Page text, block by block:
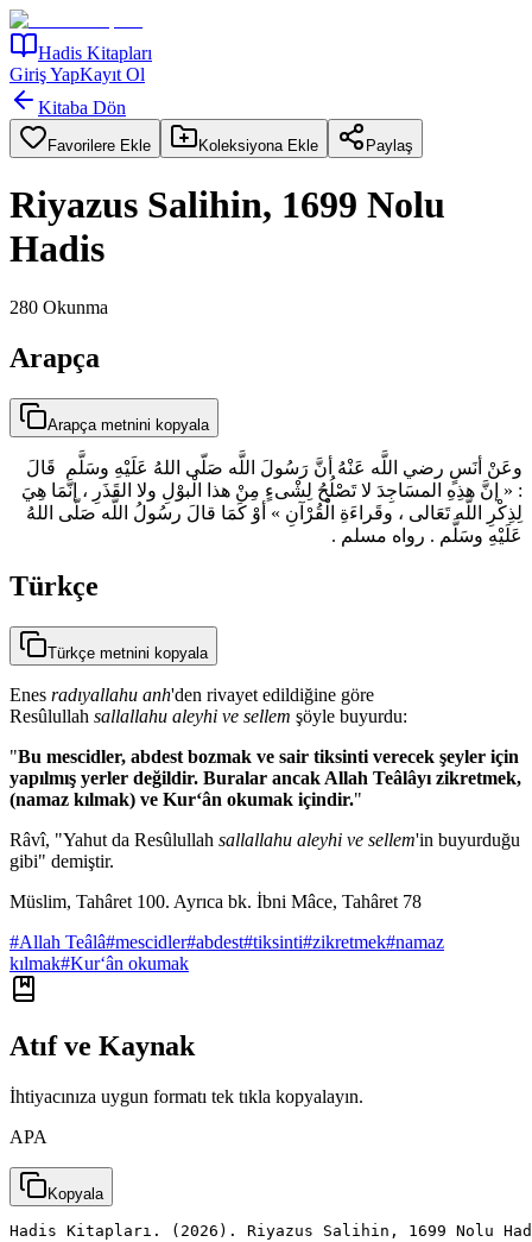
Hadis Kitapları
Giriş YapKayıt Ol
Kitaba Dön
Favorilere Ekle Koleksiyona Ekle Paylaş
Riyazus Salihin, 1699 Nolu
Hadis
280 Okunma
Arapça
Arapça metnini kopyala
وعَنْ أنَسٍ رضي اللَّه عَنْهُ أنَّ رَسُولَ اللَّه صَلّى اللهُ عَلَيْهِ وسَلَّم قَالَ
: « إنَّ هذِهِ المسَاجِدَ لا تَصْلُحُ لِشْىءٍ مِنْ هذا الْبوْلِ ولا القَذَرِ ، إنَّمَا هِيَ
لِذِكْرِ اللَّه تَعَالى ، وقَراءَةِ الْقُرْآنِ » أوْ كَمَا قالَ رسُولُ اللَّه صَلّى اللهُ
عَلَيْهِ وسَلَّم . رواه مسلم .
Türkçe
Türkçe metnini kopyala
Enes radıyallahu anh'den rivayet edildiğine göre
Resûlullah sallallahu aleyhi ve sellem şöyle buyurdu:
"Bu mescidler, abdest bozmak ve sair tiksinti verecek şeyler için
yapılmış yerler değildir. Buralar ancak Allah Teâlâyı zikretmek,
(namaz kılmak) ve Kur‘ân okumak içindir."
Râvî, "Yahut da Resûlullah sallallahu aleyhi ve sellem'in buyurduğu
gibi" demiştir.
Müslim, Tahâret 100. Ayrıca bk. İbni Mâce, Tahâret 78
#Allah Teâlâ#mescidler#abdest#tiksinti#zikretmek#namaz
kılmak#Kur‘ân okumak
Atıf ve Kaynak
İhtiyacınıza uygun formatı tek tıkla kopyalayın.
APA
Kopyala
Hadis Kitapları. (2026). Riyazus Salihin, 1699 Nolu